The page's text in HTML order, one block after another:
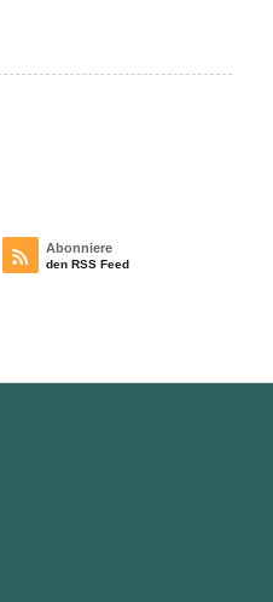
Abonniere
den RSS Feed